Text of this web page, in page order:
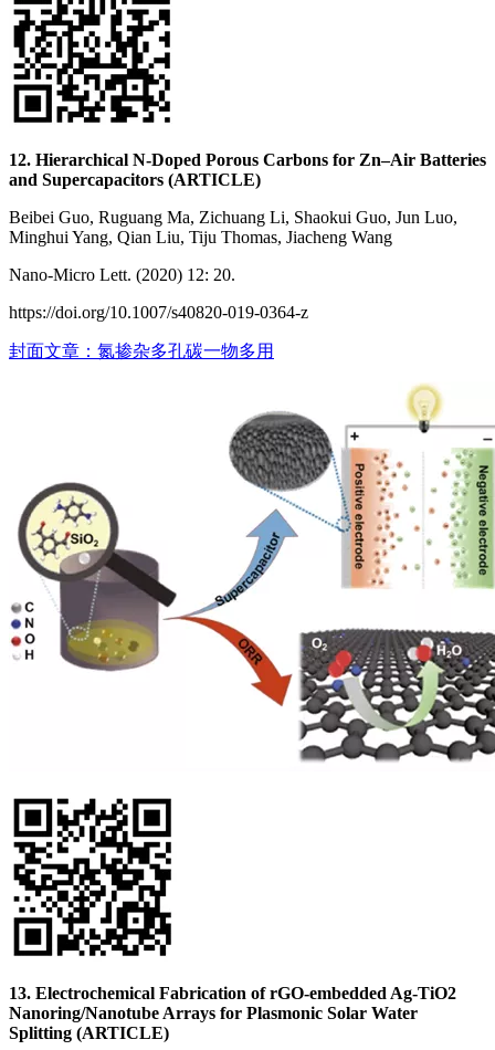
12. Hierarchical N-Doped Porous Carbons for Zn–Air Batteries
and Supercapacitors (ARTICLE)
Beibei Guo, Ruguang Ma, Zichuang Li, Shaokui Guo, Jun Luo,
Minghui Yang, Qian Liu, Tiju Thomas, Jiacheng Wang
Nano-Micro Lett. (2020) 12: 20.
https://doi.org/10.1007/s40820-019-0364-z
封面文章：氮掺杂多孔碳一物多用
13. Electrochemical Fabrication of rGO-embedded Ag-TiO2
Nanoring/Nanotube Arrays for Plasmonic Solar Water
Splitting (ARTICLE)